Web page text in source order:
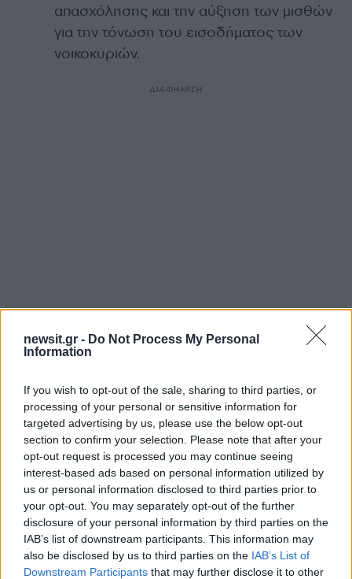
newsit.gr - Do Not Process My Personal
Information
If you wish to opt-out of the sale, sharing to third parties, or
processing of your personal or sensitive information for
targeted advertising by us, please use the below opt-out
section to confirm your selection. Please note that after your
opt-out request is processed you may continue seeing
interest-based ads based on personal information utilized by
us or personal information disclosed to third parties prior to
your opt-out. You may separately opt-out of the further
disclosure of your personal information by third parties on the
IAB’s list of downstream participants. This information may
also be disclosed by us to third parties on the IAB’s List of
Downstream Participants that may further disclose it to other
απασχόλησης και την αύξηση των μισθών
για την τόνωση του εισοδήματος των
νοικοκυριών.
ΔΙΑΦΗΜΙΣΗ
Αν τα χάσατε
Τσιάρας: «Ορόσημο οι
επόμενες εβδομάδες για
ΟΠΕΚΕΠΕ, πληρωμές και
βιολογικά»
Πίεση στον Τραμπ από
Ευρωπαίους με το
Ειρήνης ως «τυράκι»
εμπλακεί ουσιαστικά
ουκρανικό